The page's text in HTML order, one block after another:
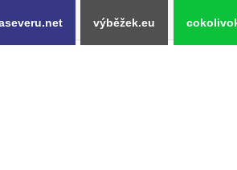
výběžek.eu